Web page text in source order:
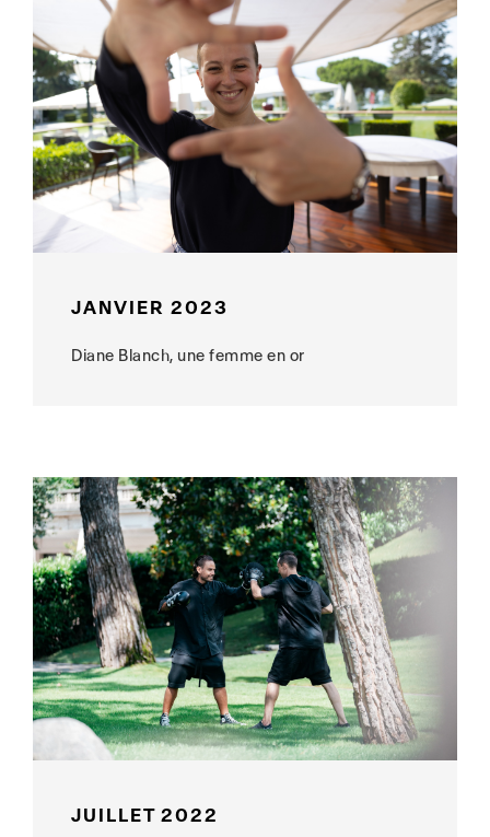
JANVIER 2023
Diane Blanch, une femme en or
JUILLET 2022